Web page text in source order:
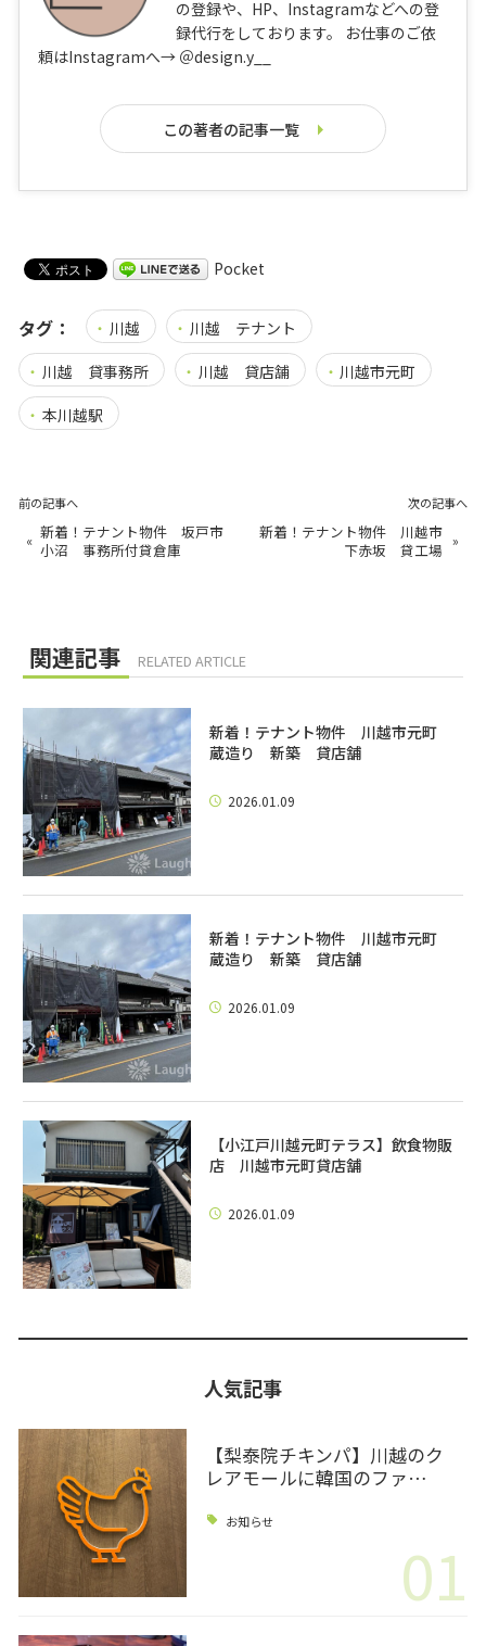
の登録や、HP、Instagramなどへの登
録代行をしております。 お仕事のご依
頼はInstagramへ→ ＠design.y__
この著者の記事一覧
Pocket
タグ： 川越
川越 テナント
川越 貸事務所
川越 貸店舗
川越市元町
本川越駅
前の記事へ
« 新着！テナント物件 坂戸市
小沼 事務所付貸倉庫
次の記事へ
新着！テナント物件 川越市
下赤坂 貸工場 »
関連記事 RELATED ARTICLE
新着！テナント物件 川越市元町
蔵造り 新築 貸店舗
2026.01.09
新着！テナント物件 川越市元町
蔵造り 新築 貸店舗
2026.01.09
【小江戸川越元町テラス】飲食物販
店 川越市元町貸店舗
2026.01.09
人気記事
【梨泰院チキンパ】川越のク
レアモールに韓国のファ…
お知らせ
01